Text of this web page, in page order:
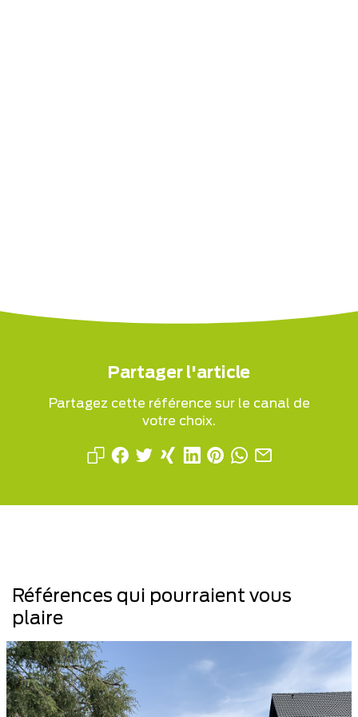
Partager l'article
Partagez cette référence sur le canal de
votre choix.
Références qui pourraient vous
plaire